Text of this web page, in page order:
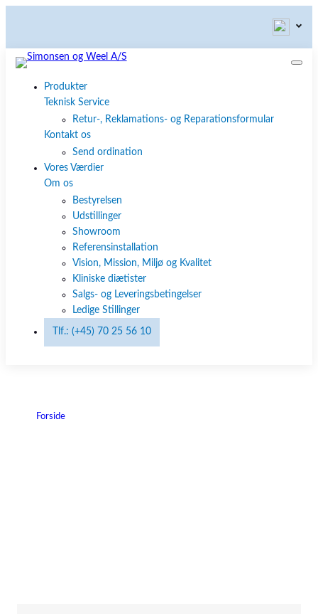
Produkter
Teknisk Service
Retur-, Reklamations- og Reparationsformular
Kontakt os
Send ordination
Vores Værdier
Om os
Bestyrelsen
Udstillinger
Showroom
Referensinstallation
Vision, Mission, Miljø og Kvalitet
Kliniske diætister
Salgs- og Leveringsbetingelser
Ledige Stillinger
Tlf.: (+45) 70 25 56 10
Forside